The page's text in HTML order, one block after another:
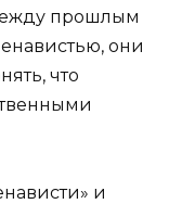
прошлым
они
что
и